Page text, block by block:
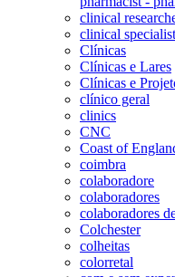
clinical
clinical
Clínicas
Clínicas e Lares
Clínicas e
clínico geral
clinics
CNC
Coast of
coimbra
colaboradore
colaboradores
colaboradores
Colchester
colheitas
colorretal